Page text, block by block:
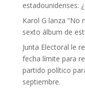
estadounidenses:
Karol G lanza “No
sexto álbum de
Junta Electoral le
fecha límite para
partido político
septiembre.